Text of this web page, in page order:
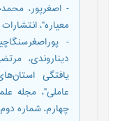
معیاره"،
-
یافتگی
عاملی"، مجله
چهارم، شماره دوم،